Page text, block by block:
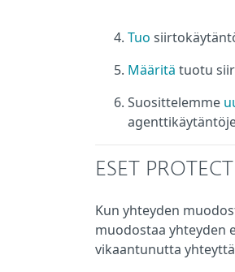
Tuo
Määritä tuotu
Suosittelemme
ESET
Kun yhteyden
muodostaa yhteyden
vikaantunutta